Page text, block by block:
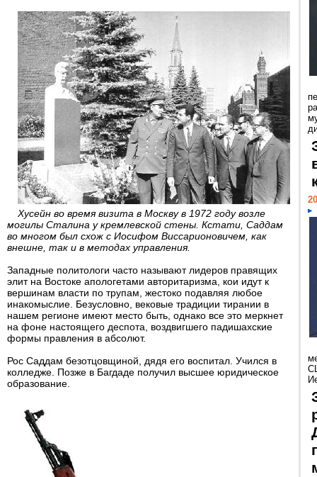
Хусейн во время визита в Москву в 1972 году возле
могилы Сталина у кремлевской стены. Кстати, Саддам
во многом был схож с Иосифом Виссарионовичем, как
внешне, так и в методах управления.
Западные политологи часто называют лидеров правящих
элит на Востоке апологетами авторитаризма, кои идут к
вершинам власти по трупам, жестоко подавляя любое
инакомыслие. Безусловно, вековые традиции тирании в
нашем регионе имеют место быть, однако все это меркнет
на фоне настоящего деспота, воздвигшего падишахские
формы правления в абсолют.
Рос Саддам безотцовщиной, дядя его воспитал. Учился в
колледже. Позже в Багдаде получил высшее юридическое
образование.